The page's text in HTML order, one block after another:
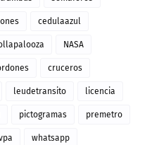
cedulaazul
NASA
cruceros
leudetransito licencia
pictogramas premetro
whatsapp